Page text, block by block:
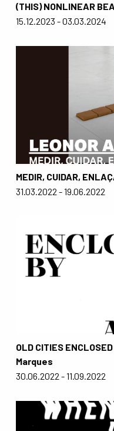
(THIS) NONLINEAR
15.12.2023 - 03.03.2024
MEDIR, CUIDAR,
31.03.2022 - 19.06.2022
OLD CITIES
Marques
30.06.2022 - 11.09.2022